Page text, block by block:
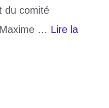
du comité
… Lire la